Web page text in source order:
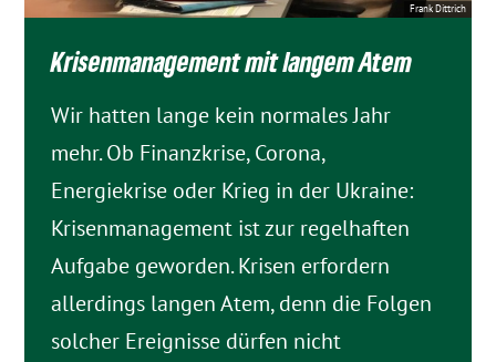
Frank Dittrich
Krisen­management mit langem Atem
Wir hatten lange kein normales Jahr
mehr. Ob Finanzkrise, Corona,
Energiekrise oder Krieg in der Ukraine:
Krisenmanagement ist zur regelhaften
Aufgabe geworden. Krisen erfordern
allerdings langen Atem, denn die Folgen
solcher Ereignisse dürfen nicht